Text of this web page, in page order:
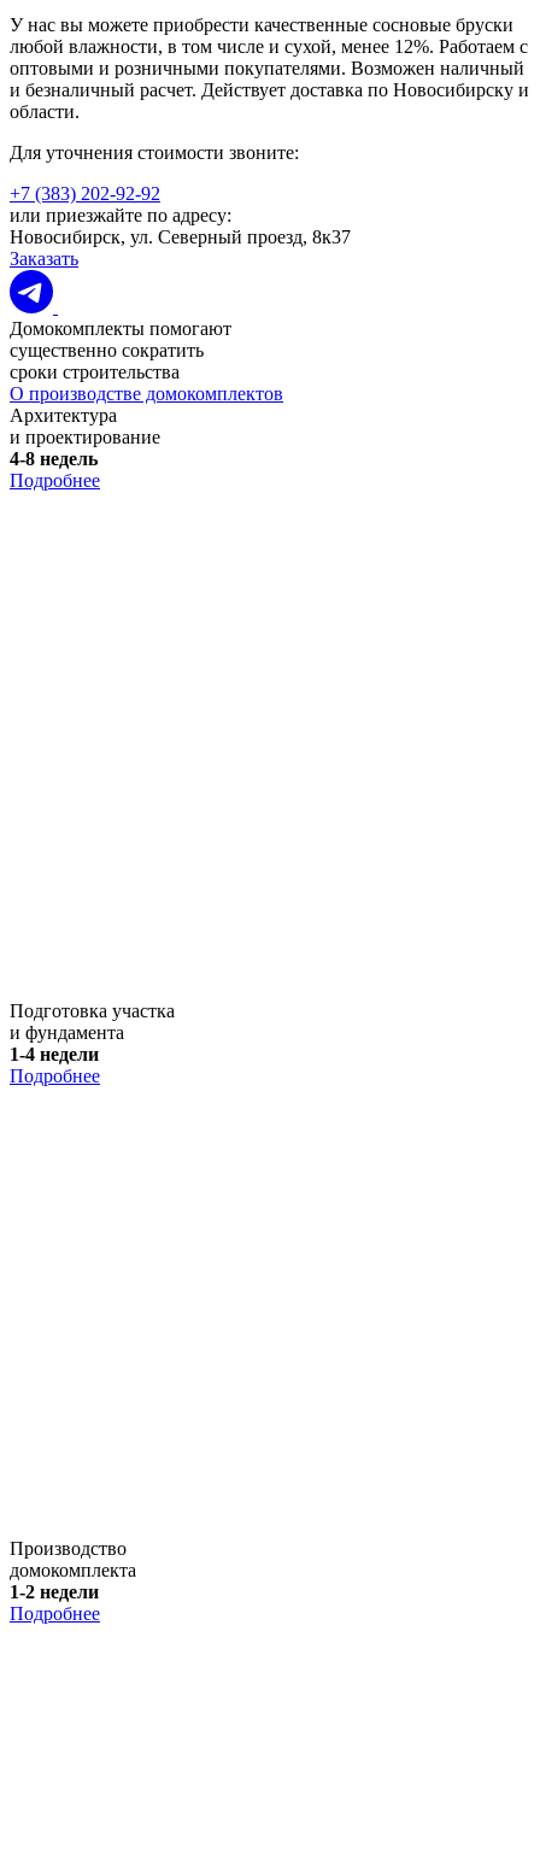
У нас вы можете приобрести качественные сосновые бруски
любой влажности, в том числе и сухой, менее 12%. Работаем с
оптовыми и розничными покупателями. Возможен наличный
и безналичный расчет. Действует доставка по Новосибирску и
области.
Для уточнения стоимости звоните:
+7 (383) 202-92-92
или приезжайте по адресу:
Новосибирск, ул. Северный проезд, 8к37
Заказать
Домокомплекты помогают
существенно сократить
сроки строительства
О производстве домокомплектов
Архитектура
и проектирование
4-8 недель
Подробнее
Подготовка участка
и фундамента
1-4 недели
Подробнее
Производство
домокомплекта
1-2 недели
Подробнее